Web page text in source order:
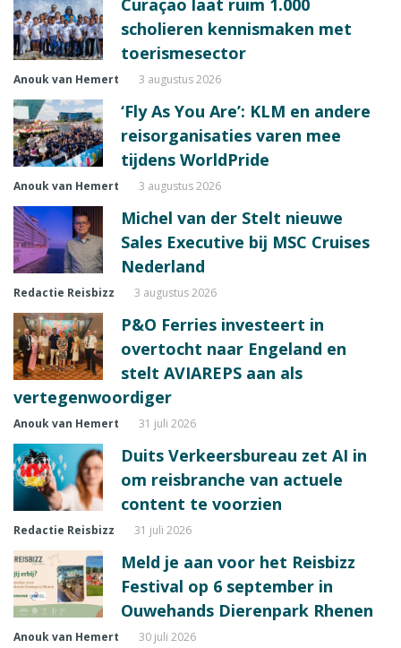
scholieren kennismaken met
toerismesector
Anouk van Hemert 3 augustus 2026
‘Fly As You Are’: KLM en andere
reisorganisaties varen mee
tijdens WorldPride
Anouk van Hemert 3 augustus 2026
Michel van der Stelt nieuwe
Sales Executive bij MSC Cruises
Nederland
Redactie Reisbizz 3 augustus 2026
P&O Ferries investeert in
overtocht naar Engeland en
stelt AVIAREPS aan als
vertegenwoordiger
Anouk van Hemert 31 juli 2026
Duits Verkeersbureau zet AI in
om reisbranche van actuele
content te voorzien
Redactie Reisbizz 31 juli 2026
Meld je aan voor het Reisbizz
Festival op 6 september in
Ouwehands Dierenpark Rhenen
Anouk van Hemert 30 juli 2026